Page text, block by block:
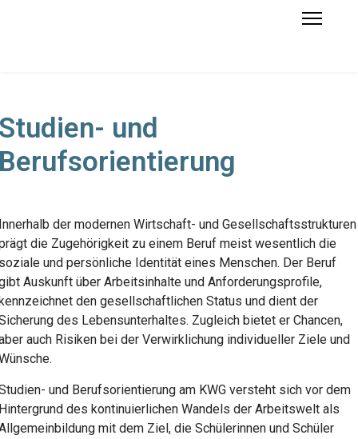
und
der modernen Wirtschaft- und Gesellschaftsstrukturen
die Zugehörigkeit zu einem Beruf meist wesentlich die
und persönliche Identität eines Menschen. Der Beruf
Auskunft über Arbeitsinhalte und Anforderungsprofile,
den gesellschaftlichen Status und dient der
des Lebensunterhaltes. Zugleich bietet er Chancen,
auch Risiken bei der Verwirklichung individueller Ziele und
und Berufsorientierung am KWG versteht sich vor dem
des kontinuierlichen Wandels der Arbeitswelt als
mit dem Ziel, die Schülerinnen und Schüler